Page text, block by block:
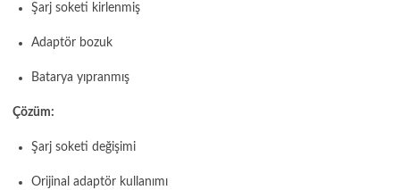
Şarj soketi kirlenmiş
Adaptör bozuk
Batarya yıpranmış
Çözüm:
Şarj soketi değişimi
Orijinal adaptör kullanımı